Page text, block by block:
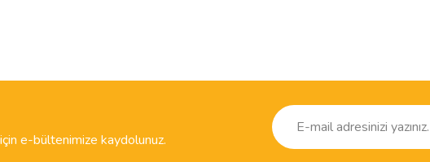
e-bültenimize kaydolunuz.